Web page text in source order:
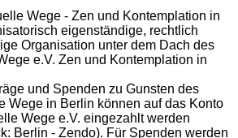
Wege - Zen und Kontemplation in
eigenständige, rechtlich
Organisation unter dem Dach des
e.V. Zen und Kontemplation in
und Spenden zu Gunsten des
Wege in Berlin können auf das Konto
Wege e.V. eingezahlt werden
Berlin - Zendo). Für Spenden werden